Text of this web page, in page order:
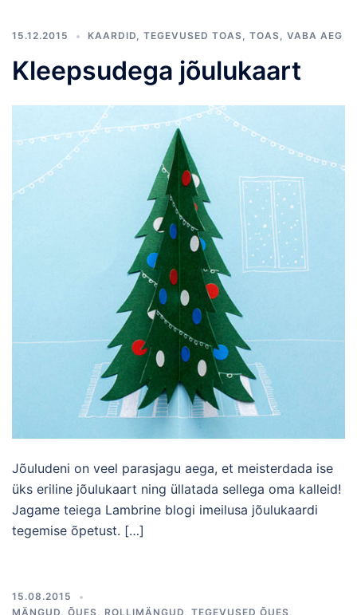
15.12.2015 KAARDID, TEGEVUSED TOAS, TOAS, VABA AEG
Kleepsudega jõulukaart
Jõuludeni on veel parasjagu aega, et meisterdada ise
üks eriline jõulukaart ning üllatada sellega oma kalleid!
Jagame teiega Lambrine blogi imeilusa jõulukaardi
tegemise õpetust. […]
15.08.2015
MÄNGUD, ÕUES, ROLLIMÄNGUD, TEGEVUSED ÕUES,